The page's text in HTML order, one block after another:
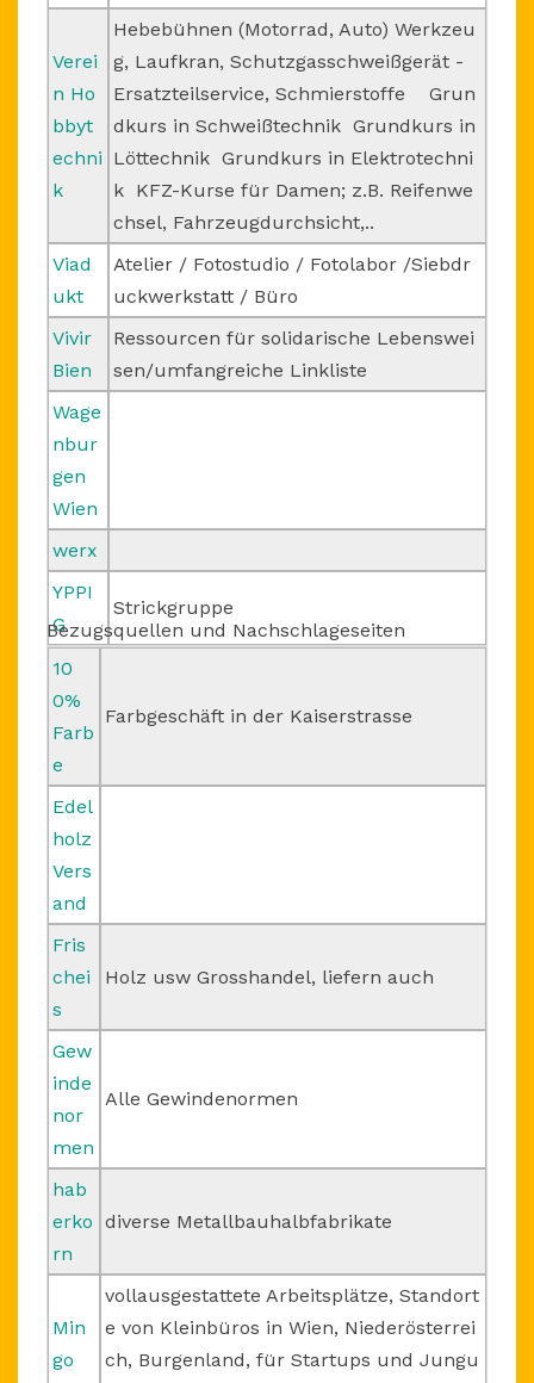
Verei
n Ho
bbyt
echni
k
Hebebühnen (Motorrad, Auto) Werkzeu
g, Laufkran, Schutzgasschweißgerät -
Ersatzteilservice, Schmierstoffe Grun
dkurs in Schweißtechnik Grundkurs in
Löttechnik Grundkurs in Elektrotechni
k KFZ-Kurse für Damen; z.B. Reifenwe
chsel, Fahrzeugdurchsicht,..
Viad
ukt
Atelier / Fotostudio / Fotolabor /Siebdr
uckwerkstatt / Büro
Vivir
Bien
Ressourcen für solidarische Lebenswei
sen/umfangreiche Linkliste
Wage
nbur
gen
Wien
werx
YPPI
G
Strickgruppe
Bezugsquellen und Nachschlageseiten
10
0%
Farb
e
Farbgeschäft in der Kaiserstrasse
Edel
holz
Vers
and
Fris
chei
s
Holz usw Grosshandel, liefern auch
Gew
inde
nor
men
Alle Gewindenormen
hab
erko
rn
diverse Metallbauhalbfabrikate
Min
go
vollausgestattete Arbeitsplätze, Standort
e von Kleinbüros in Wien, Niederösterrei
ch, Burgenland, für Startups und Jungu